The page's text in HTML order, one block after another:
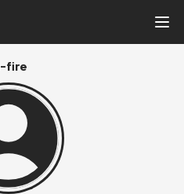
fire